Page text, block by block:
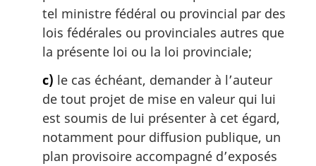
tel ministre fédéral ou provincial par des
lois fédérales ou provinciales autres que
la présente loi ou la loi provinciale;
c) le cas échéant, demander à l’auteur
de tout projet de mise en valeur qui lui
est soumis de lui présenter à cet égard,
notamment pour diffusion publique, un
plan provisoire accompagné d’exposés